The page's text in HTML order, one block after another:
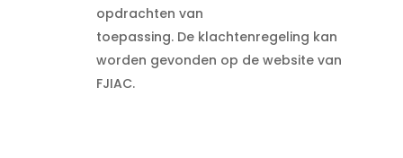
opdrachten van
toepassing. De klachtenregeling kan
worden gevonden op de website van
FJIAC.